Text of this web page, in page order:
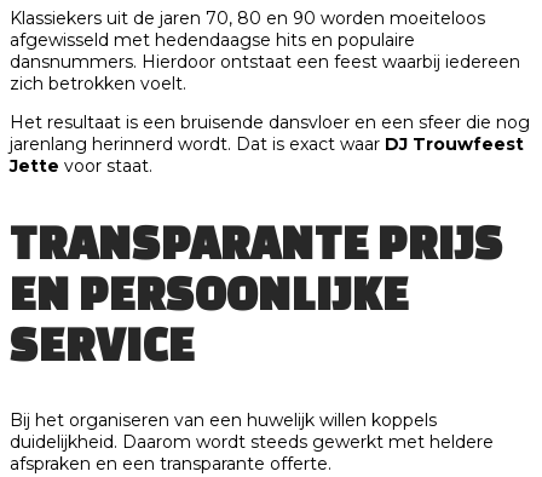
Klassiekers uit de jaren 70, 80 en 90 worden moeiteloos
afgewisseld met hedendaagse hits en populaire
dansnummers. Hierdoor ontstaat een feest waarbij iedereen
zich betrokken voelt.
Het resultaat is een bruisende dansvloer en een sfeer die nog
jarenlang herinnerd wordt. Dat is exact waar DJ Trouwfeest
Jette voor staat.
TRANSPARANTE PRIJS
EN PERSOONLIJKE
SERVICE
Bij het organiseren van een huwelijk willen koppels
duidelijkheid. Daarom wordt steeds gewerkt met heldere
afspraken en een transparante offerte.